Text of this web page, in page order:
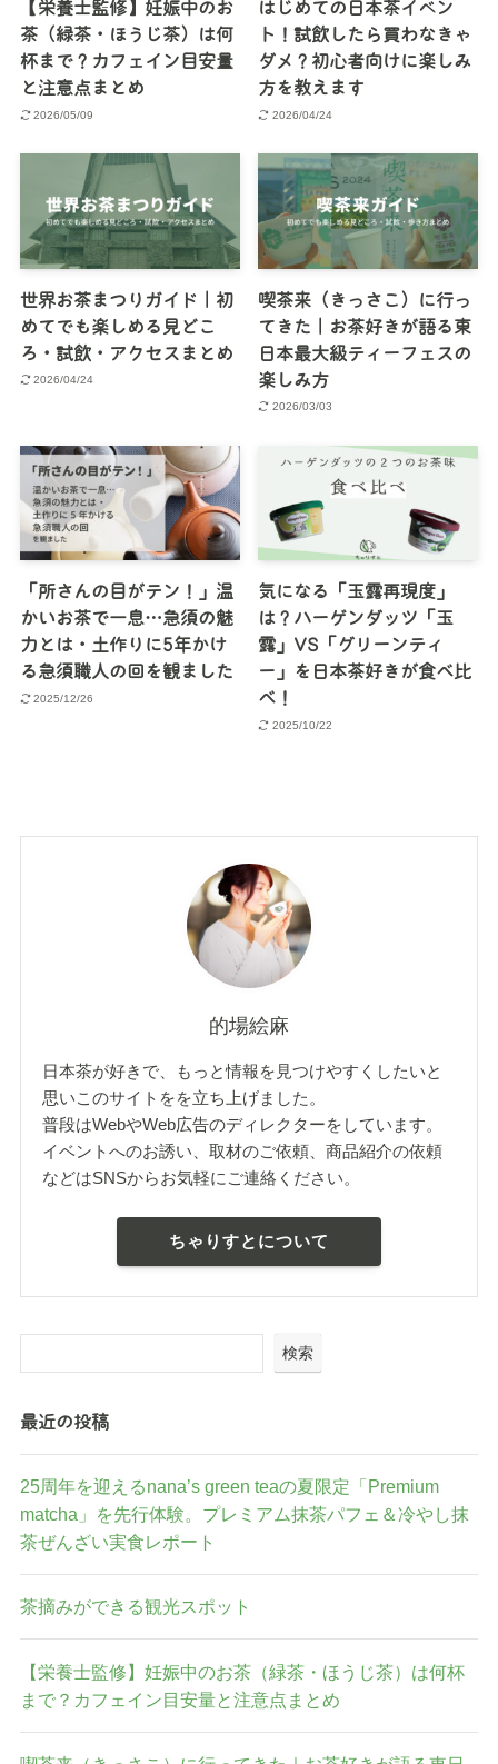
【栄養士監修】妊娠中のお
茶（緑茶・ほうじ茶）は何
杯まで？カフェイン目安量
と注意点まとめ
2026/05/09
はじめての日本茶イベン
ト！試飲したら買わなきゃ
ダメ？初心者向けに楽しみ
方を教えます
2026/04/24
世界お茶まつりガイド｜初
めてでも楽しめる見どこ
ろ・試飲・アクセスまとめ
2026/04/24
喫茶来（きっさこ）に行っ
てきた｜お茶好きが語る東
日本最大級ティーフェスの
楽しみ方
2026/03/03
「所さんの目がテン！」温
かいお茶で一息…急須の魅
力とは・土作りに5年かけ
る急須職人の回を観ました
2025/12/26
気になる「玉露再現度」
は？ハーゲンダッツ「玉
露」VS「グリーンティ
ー」を日本茶好きが食べ比
べ！
2025/10/22
的場絵麻
日本茶が好きで、もっと情報を見つけやすくしたいと
思いこのサイトをを立ち上げました。
普段はWebやWeb広告のディレクターをしています。
イベントへのお誘い、取材のご依頼、商品紹介の依頼
などはSNSからお気軽にご連絡ください。
ちゃりすとについて
検索
最近の投稿
25周年を迎えるnana’s green teaの夏限定「Premium
matcha」を先行体験。プレミアム抹茶パフェ＆冷やし抹
茶ぜんざい実食レポート
茶摘みができる観光スポット
【栄養士監修】妊娠中のお茶（緑茶・ほうじ茶）は何杯
まで？カフェイン目安量と注意点まとめ